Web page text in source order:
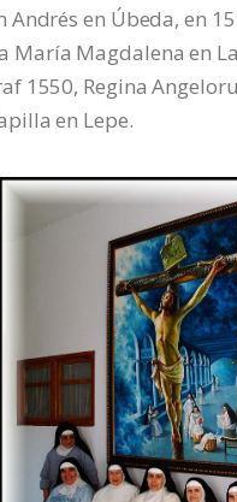
en Úbeda, en
María Magdalena en
1550, Regina
en Lepe.